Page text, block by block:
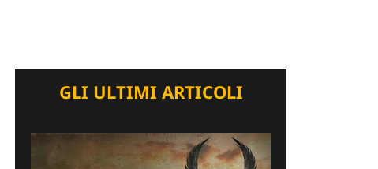
GLI ULTIMI ARTICOLI